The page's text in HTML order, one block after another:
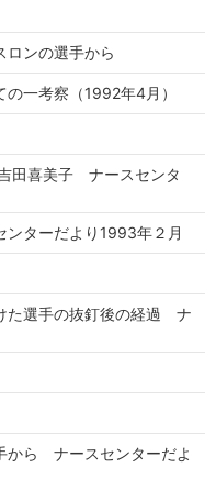
ロンの選手から
一考察（1992年4月）
田喜美子 ナースセンタ
ターだより1993年２月
た選手の抜釘後の経過 ナ
から ナースセンターだよ